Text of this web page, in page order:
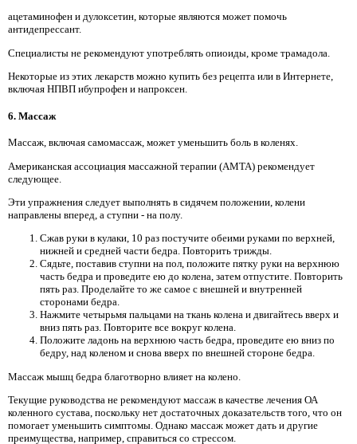
ацетаминофен и дулоксетин, которые являются может помочь
антидепрессант.
Специалисты не рекомендуют употреблять опиоиды, кроме трамадола.
Некоторые из этих лекарств можно купить без рецепта или в Интернете,
включая НПВП ибупрофен и напроксен.
6. Массаж
Массаж, включая самомассаж, может уменьшить боль в коленях.
Американская ассоциация массажной терапии (AMTA) рекомендует
следующее.
Эти упражнения следует выполнять в сидячем положении, колени
направлены вперед, а ступни - на полу.
Сжав руки в кулаки, 10 раз постучите обеими руками по верхней,
нижней и средней части бедра. Повторить трижды.
Сядьте, поставив ступни на пол, положите пятку руки на верхнюю
часть бедра и проведите ею до колена, затем отпустите. Повторить
пять раз. Проделайте то же самое с внешней и внутренней
сторонами бедра.
Нажмите четырьмя пальцами на ткань колена и двигайтесь вверх и
вниз пять раз. Повторите все вокруг колена.
Положите ладонь на верхнюю часть бедра, проведите ею вниз по
бедру, над коленом и снова вверх по внешней стороне бедра.
Массаж мышц бедра благотворно влияет на колено.
Текущие руководства не рекомендуют массаж в качестве лечения ОА
коленного сустава, поскольку нет достаточных доказательств того, что он
помогает уменьшить симптомы. Однако массаж может дать и другие
преимущества, например, справиться со стрессом.